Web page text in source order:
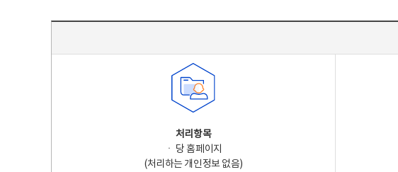
처리항목
ㆍ 당 홈페이지
(처리하는 개인정보 없음)